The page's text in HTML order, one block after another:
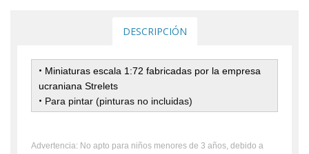
DESCRIPCIÓN
• Miniaturas escala 1:72 fabricadas por la empresa
ucraniana Strelets
• Para pintar (pinturas no incluidas)
Advertencia: No apto para niños menores de 3 años, debido a